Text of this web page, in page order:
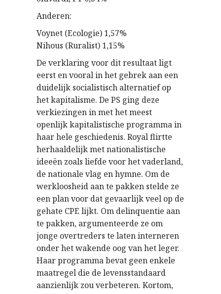
Anderen:
Voynet (Ecologie) 1,57%
Nihous (Ruralist) 1,15%
De verklaring voor dit resultaat ligt
eerst en vooral in het gebrek aan een
duidelijk socialistisch alternatief op
het kapitalisme. De PS ging deze
verkiezingen in met het meest
openlijk kapitalistische programma in
haar hele geschiedenis. Royal flirtte
herhaaldelijk met nationalistische
ideeën zoals liefde voor het vaderland,
de nationale vlag en hymne. Om de
werkloosheid aan te pakken stelde ze
een plan voor dat gevaarlijk veel op de
gehate CPE lijkt. Om delinquentie aan
te pakken, argumenteerde ze om
jonge overtreders te laten interneren
onder het wakende oog van het leger.
Haar programma bevat geen enkele
maatregel die de levensstandaard
aanzienlijk zou verbeteren. Kortom,